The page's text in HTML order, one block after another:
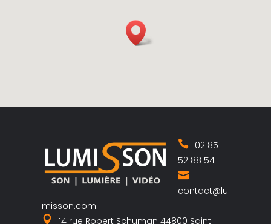
02 85
52 88 54
contact@lu
misson.com
14 rue Robert Schuman 44800 Saint